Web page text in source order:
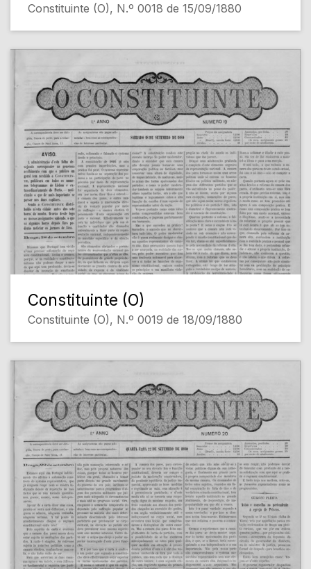
Constituinte (O), N.º 0018 de 15/09/1880
Constituinte (O)
Constituinte (O), N.º 0019 de 18/09/1880